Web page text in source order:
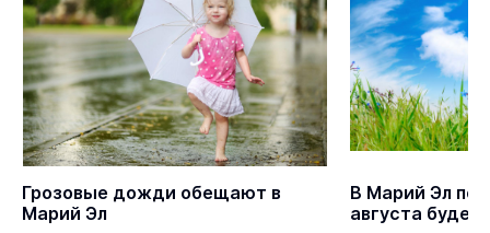
Грозовые дожди обещают в
Марий Эл
В Марий Эл
августа будет